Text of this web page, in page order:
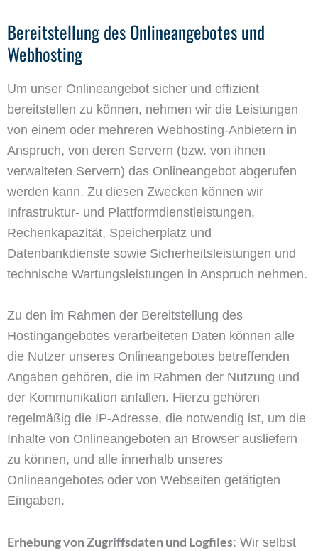
Bereitstellung des Onlineangebotes und
Webhosting
Um unser Onlineangebot sicher und effizient
bereitstellen zu können, nehmen wir die Leistungen
von einem oder mehreren Webhosting-Anbietern in
Anspruch, von deren Servern (bzw. von ihnen
verwalteten Servern) das Onlineangebot abgerufen
werden kann. Zu diesen Zwecken können wir
Infrastruktur- und Plattformdienstleistungen,
Rechenkapazität, Speicherplatz und
Datenbankdienste sowie Sicherheitsleistungen und
technische Wartungsleistungen in Anspruch nehmen.
Zu den im Rahmen der Bereitstellung des
Hostingangebotes verarbeiteten Daten können alle
die Nutzer unseres Onlineangebotes betreffenden
Angaben gehören, die im Rahmen der Nutzung und
der Kommunikation anfallen. Hierzu gehören
regelmäßig die IP-Adresse, die notwendig ist, um die
Inhalte von Onlineangeboten an Browser ausliefern
zu können, und alle innerhalb unseres
Onlineangebotes oder von Webseiten getätigten
Eingaben.
Erhebung von Zugriffsdaten und Logfiles: Wir selbst